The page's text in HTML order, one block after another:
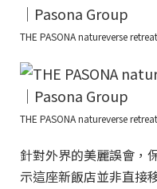
THE PASONA natureverse
THE PASONA natureverse
針對外界的美麗誤會，
示這座新飯店並非直接